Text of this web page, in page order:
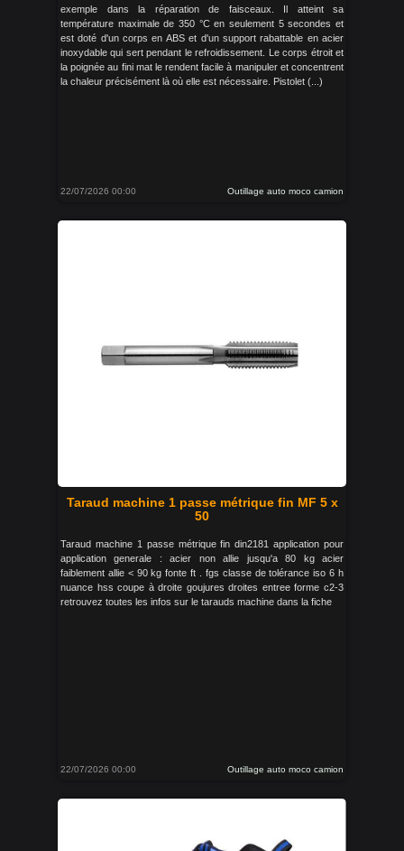
exemple dans la réparation de faisceaux. Il atteint sa
température maximale de 350 °C en seulement 5 secondes et
est doté d'un corps en ABS et d'un support rabattable en acier
inoxydable qui sert pendant le refroidissement. Le corps étroit et
la poignée au fini mat le rendent facile à manipuler et concentrent
la chaleur précisément là où elle est nécessaire. Pistolet (...)
22/07/2026 00:00 Outillage auto moco camion
Taraud machine 1 passe métrique fin MF 5 x
50
Taraud machine 1 passe métrique fin din2181 application pour
application generale : acier non allie jusqu'a 80 kg acier
faiblement allie < 90 kg fonte ft . fgs classe de tolérance iso 6 h
nuance hss coupe à droite goujures droites entree forme c2-3
retrouvez toutes les infos sur le tarauds machine dans la fiche
22/07/2026 00:00 Outillage auto moco camion